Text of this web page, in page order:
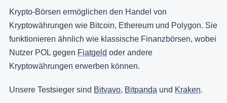
Krypto-Börsen ermöglichen den Handel von
Kryptowährungen wie Bitcoin, Ethereum und Polygon. Sie
funktionieren ähnlich wie klassische Finanzbörsen, wobei
Nutzer POL gegen Fiatgeld oder andere
Kryptowährungen erwerben können.
Unsere Testsieger sind Bitvavo, Bitpanda und Kraken.